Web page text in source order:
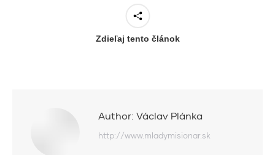
Zdieľaj tento článok
Author: Václav Plánka
http://www.mladymisionar.sk